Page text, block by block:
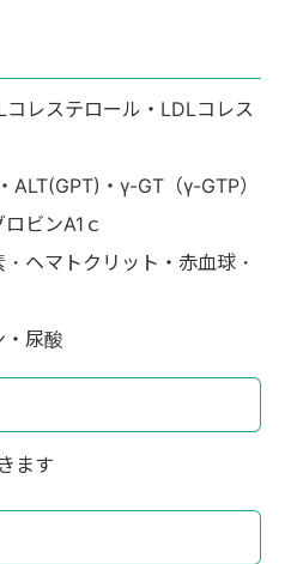
レステロール・LDLコレス
ALT(GPT)・γ-GT（γ-GTP）
ビンA1ｃ
ヘマトクリット・赤血球・
・尿酸
ます